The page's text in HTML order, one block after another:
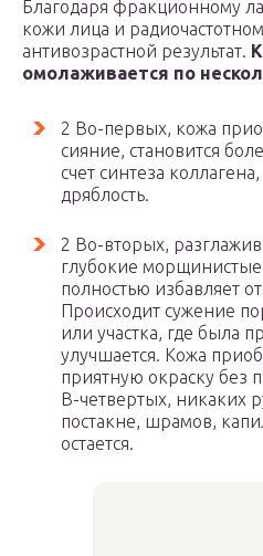
Благодаря фракционному
кожи лица и
антивозрастной результат.
омолаживается по
2 Во-первых, кожа
сияние, становится
счет синтеза
дряблость.
2 Во-вторых,
глубокие
полностью избавляет
Происходит сужение
или участка, где была
улучшается. Кожа
приятную окраску без
В-четвертых, никаких
постакне, шрамов,
остается.